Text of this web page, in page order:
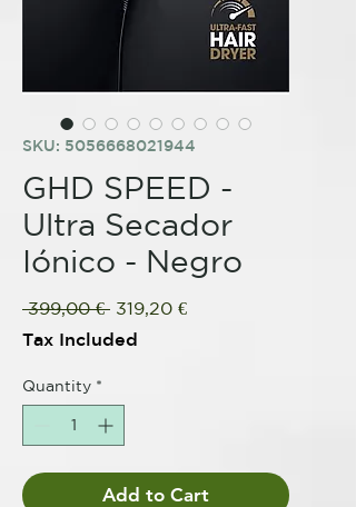
SKU: 5056668021944
GHD SPEED -
Ultra Secador
Iónico - Negro
399,00 € Regular
Price
319,20 €Sale
Tax Included
Quantity *
Add to Cart